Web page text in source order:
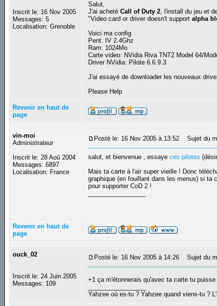
Inscrit le: 16 Nov 2005
Messages: 5
Localisation: Grenoble
Salut,
J'ai achetéCall of Duty 2, l'install du jeu et
"Video card or driver doesn't supportalpha
Voici ma config
Pent. IV 2.4Ghz
Ram: 1024Mo
Carte video: NVidia Riva TNT2 Model 64/
Driver NVidia: Pilote 6.6.9.3
J'ai essayé de downloader les nouveaux
Please Help
Revenir en haut de
page
vin-moi
Administrateur
Inscrit le: 28 Aoû 2004
Messages: 6897
Localisation: France
Posté le: 16 Nov 2005 à 13:52 Sujet du
salut, et bienvenue , essayeces pilotes
Mais ta carte à l'air super vieille ! Donc
graphique (en fouillant dans les menus) si ta
pour supporter CoD 2 !
Revenir en haut de
page
ouck_02
Inscrit le: 24 Juin 2005
Messages: 109
Posté le: 16 Nov 2005 à 14:26 Sujet du
+1 ça m'étonnerais qu'avec ta carte tu
Yahzee où es-tu ? Yahzee quand viens-tu ?